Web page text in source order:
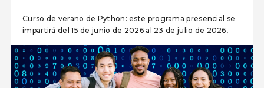
Curso de verano de Python: este programa presencial se
impartirá del 15 de junio de 2026 al 23 de julio de 2026,